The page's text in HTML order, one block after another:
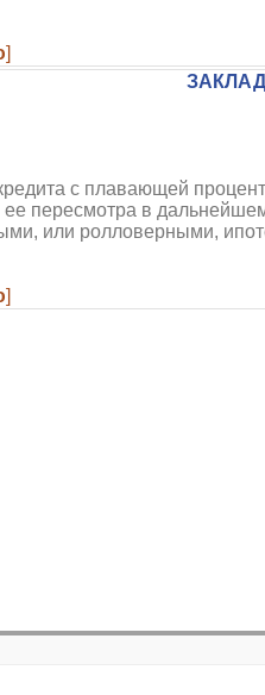
]
с плавающей
ее пересмотра в
или ролловерными,
]